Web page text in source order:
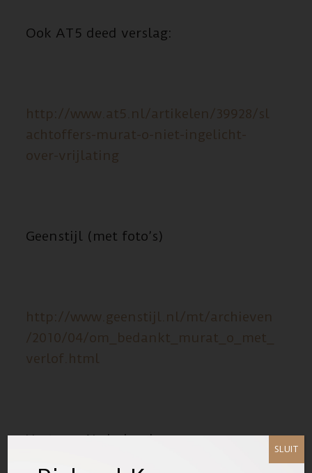
Ook AT5 deed verslag:
http://www.at5.nl/artikelen/39928/sl
achtoffers-murat-o-niet-ingelicht-
over-vrijlating
Geenstijl (met foto’s)
http://www.geenstijl.nl/mt/archieven
/2010/04/om_bedankt_murat_o_met_
verlof.html
Hart van Nederland
SLUIT